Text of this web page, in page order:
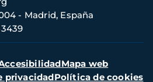
- Madrid, España
Mapa web
privacidadPolítica de cookies